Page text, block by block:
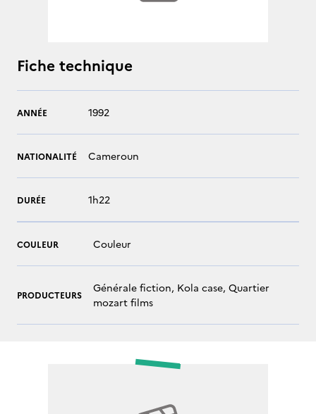
Fiche technique
ANNÉE 1992
NATIONALITÉ Cameroun
DURÉE 1h22
COULEUR Couleur
PRODUCTEURS
Générale fiction, Kola case, Quartier
mozart films